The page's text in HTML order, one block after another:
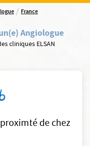
/ France
Angiologue
cliniques ELSAN
de chez